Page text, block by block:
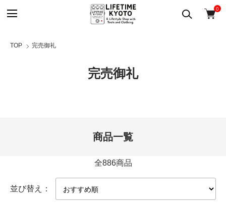
0
TOP 完売御礼
完売御礼
商品一覧
全886商品
並び替え：